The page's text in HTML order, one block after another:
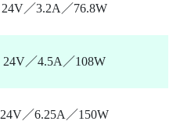
24V／3.2A／76.8W
24V／4.5A／108W
24V／6.25A／150W